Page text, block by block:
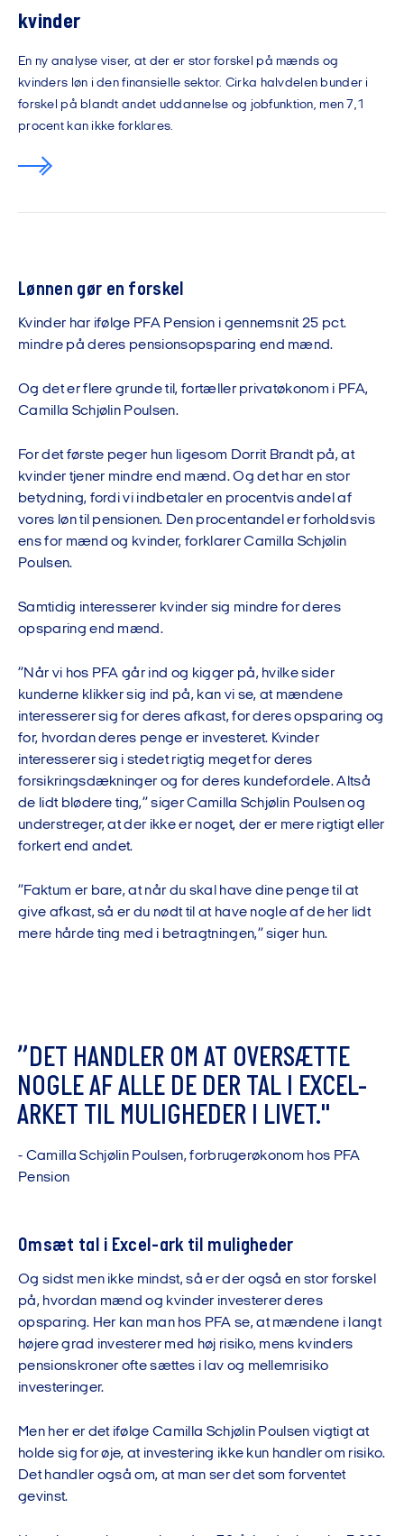
kvinder
En ny analyse viser, at der er stor forskel på mænds og
kvinders løn i den finansielle sektor. Cirka halvdelen bunder i
forskel på blandt andet uddannelse og jobfunktion, men 7,1
procent kan ikke forklares.
Lønnen gør en forskel
Kvinder har ifølge PFA Pension i gennemsnit 25 pct.
mindre på deres pensionsopsparing end mænd.
Og det er flere grunde til, fortæller privatøkonom i PFA,
Camilla Schjølin Poulsen.
For det første peger hun ligesom Dorrit Brandt på, at
kvinder tjener mindre end mænd. Og det har en stor
betydning, fordi vi indbetaler en procentvis andel af
vores løn til pensionen. Den procentandel er forholdsvis
ens for mænd og kvinder, forklarer Camilla Schjølin
Poulsen.
Samtidig interesserer kvinder sig mindre for deres
opsparing end mænd.
”Når vi hos PFA går ind og kigger på, hvilke sider
kunderne klikker sig ind på, kan vi se, at mændene
interesserer sig for deres afkast, for deres opsparing og
for, hvordan deres penge er investeret. Kvinder
interesserer sig i stedet rigtig meget for deres
forsikringsdækninger og for deres kundefordele. Altså
de lidt blødere ting,” siger Camilla Schjølin Poulsen og
understreger, at der ikke er noget, der er mere rigtigt eller
forkert end andet.
”Faktum er bare, at når du skal have dine penge til at
give afkast, så er du nødt til at have nogle af de her lidt
mere hårde ting med i betragtningen,” siger hun.
”DET HANDLER OM AT OVERSÆTTE
NOGLEAFALLE DE DER TAL I EXCEL-
ARKET TIL MULIGHEDER I LIVET."
- Camil a Schjøl in Pou sen, forbrugerøkonom hos PFA
Pension
Omsæt tal i Excel-ark til muligheder
Og sidst men ikke mindst, så er der også en stor forskel
på, hvordan mænd og kvinder investerer deres
opsparing. Her kan man hos PFA se, at mændene i langt
højere grad investerer med høj risiko, mens kvinders
pensionskroner ofte sættes i lav og mellemrisiko
investeringer.
Men her er det ifølge Camilla Schjølin Poulsen vigtigt at
holde sig for øje, at investering ikke kun handler om risiko.
Det handler også om, at man ser det som forventet
gevinst.